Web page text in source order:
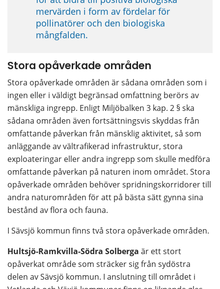
mervärden i form av fördelar för
pollinatörer och den biologiska
mångfalden.
Stora opåverkade områden
Stora opåverkade områden är sådana områden som i
ingen eller i väldigt begränsad omfattning berörs av
mänskliga ingrepp. Enligt Miljöbalken 3 kap. 2 § ska
sådana områden även fortsättningsvis skyddas från
omfattande påverkan från mänsklig aktivitet, så som
anläggande av vältrafikerad infrastruktur, stora
exploateringar eller andra ingrepp som skulle medföra
omfattande påverkan på naturen inom området. Stora
opåverkade områden behöver spridningskorridorer till
andra naturområden för att på bästa sätt gynna sina
bestånd av flora och fauna.
I Sävsjö kommun finns två stora opåverkade områden.
Hultsjö-Ramkvilla-Södra Solberga är ett stort
opåverkat område som sträcker sig från sydöstra
delen av Sävsjö kommun. I anslutning till området i